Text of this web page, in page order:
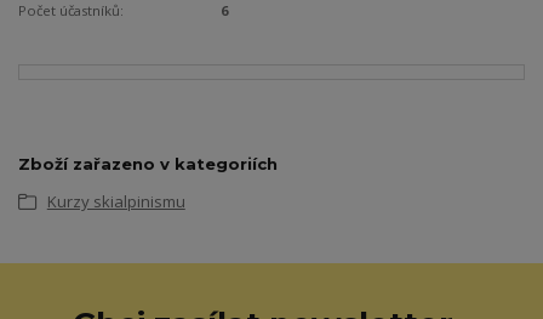
Počet účastníků:
6
Zboží zařazeno v kategoriích
Kurzy skialpinismu